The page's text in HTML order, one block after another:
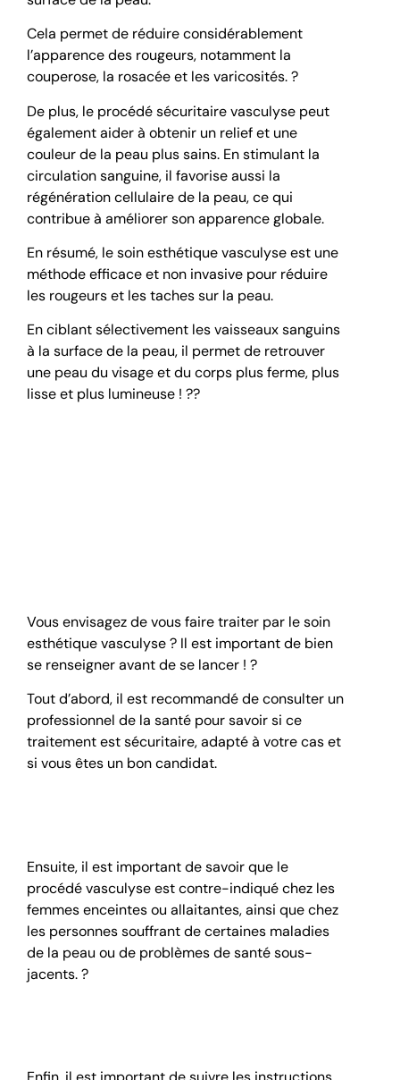
Cela permet de réduire considérablement
l’apparence des rougeurs, notamment la
couperose, la rosacée et les varicosités. ?
De plus, le procédé sécuritaire vasculyse peut
également aider à obtenir un relief et une
couleur de la peau plus sains. En stimulant la
circulation sanguine, il favorise aussi la
régénération cellulaire de la peau, ce qui
contribue à améliorer son apparence globale.
En résumé, le soin esthétique vasculyse est une
méthode efficace et non invasive pour réduire
les rougeurs et les taches sur la peau.
En ciblant sélectivement les vaisseaux sanguins
à la surface de la peau, il permet de retrouver
une peau du visage et du corps plus ferme, plus
lisse et plus lumineuse ! ??
Vous envisagez de vous faire traiter par le soin
esthétique vasculyse ? Il est important de bien
se renseigner avant de se lancer ! ?
Tout d’abord, il est recommandé de consulter un
professionnel de la santé pour savoir si ce
traitement est sécuritaire, adapté à votre cas et
si vous êtes un bon candidat.
Ensuite, il est important de savoir que le
procédé vasculyse est contre-indiqué chez les
femmes enceintes ou allaitantes, ainsi que chez
les personnes souffrant de certaines maladies
de la peau ou de problèmes de santé sous-
jacents. ?